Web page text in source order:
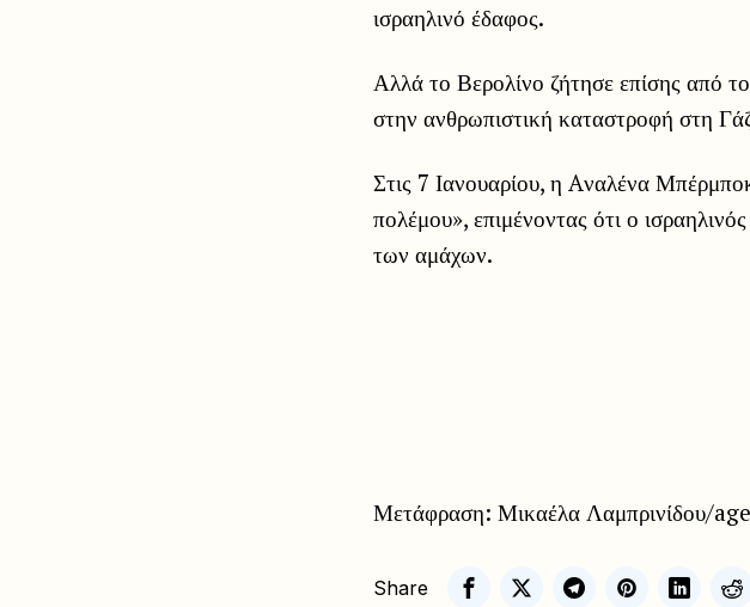
ισραηλινό έδαφος.
Αλλά το Βερολίνο ζήτησε επίσης από
στην ανθρωπιστική καταστροφή στη
Στις 7 Ιανουαρίου, η Aναλένα
πολέμου», επιμένοντας ότι ο
των αμάχων.
Μετάφραση: Μικαέλα Λαμπρινίδου/
Share